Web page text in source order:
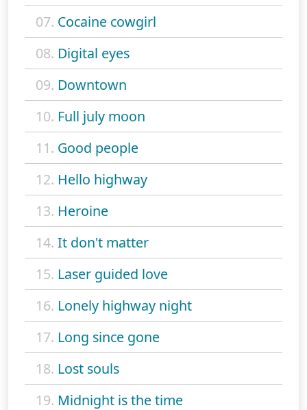
07. Cocaine cowgirl
08. Digital eyes
09. Downtown
10. Full july moon
11. Good people
12. Hello highway
13. Heroine
14. It don't matter
15. Laser guided love
16. Lonely highway night
17. Long since gone
18. Lost souls
19. Midnight is the time